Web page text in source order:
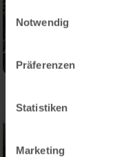
Notwendig
Präferenzen
Statistiken
Marketing